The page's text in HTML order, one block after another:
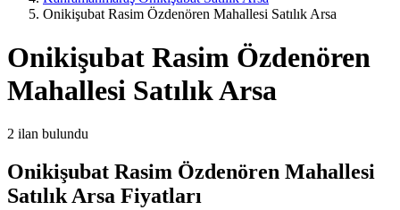
Onikişubat Rasim Özdenören Mahallesi Satılık Arsa
Onikişubat Rasim Özdenören
Mahallesi Satılık Arsa
2 ilan bulundu
Onikişubat Rasim Özdenören Mahallesi
Satılık Arsa Fiyatları